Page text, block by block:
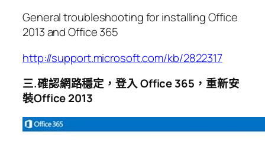
General troubleshooting for installing Office
2013 and Office 365
http://support.microsoft.com/kb/2822317
三.確認網路穩定，登入 Office 365， 重新安
裝Office 2013